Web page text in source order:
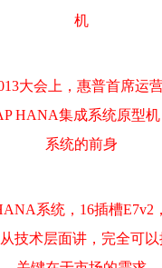
机
大会上，惠普首席运
HANA集成系统原型
系统的前身
系统，16插槽E7v2
技术层面讲，完全可